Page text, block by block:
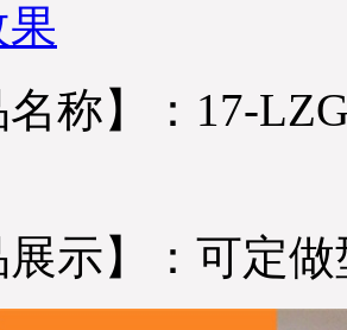
名称】：17-
展示】：可定